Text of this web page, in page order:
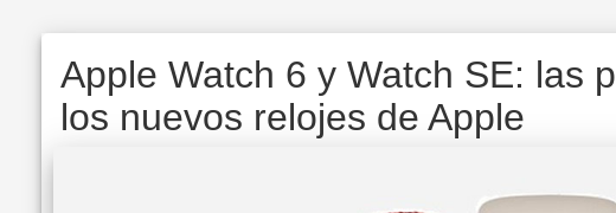
Apple Watch 6 y Watch SE: las
los nuevos relojes de Apple